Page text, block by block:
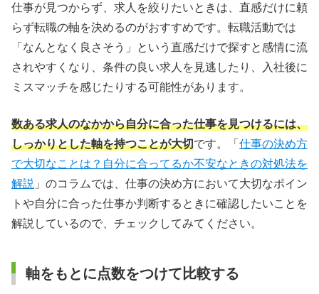
仕事が見つからず、求人を絞りたいときは、直感だけに頼
らず転職の軸を決めるのがおすすめです。転職活動では
「なんとなく良さそう」という直感だけで探すと感情に流
されやすくなり、条件の良い求人を見逃したり、入社後に
ミスマッチを感じたりする可能性があります。
数ある求人のなかから自分に合った仕事を見つけるには、
しっかりとした軸を持つことが大切です。「 仕事の決め方
で大切なことは？自分に合ってるか不安なときの対処法を
解説 」のコラムでは、仕事の決め方において大切なポイン
トや自分に合った仕事か判断するときに確認したいことを
解説しているので、チェックしてみてください。
軸をもとに点数をつけて比較する